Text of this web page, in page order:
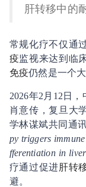
肝转移中的
常规化疗不仅通
疫监视来达到临
免疫仍然是一个大
2026年2月12日
肖意传，复旦大
学林谋斌共同通
py triggers
fferentiation in
疗通过促进 肝转
避。